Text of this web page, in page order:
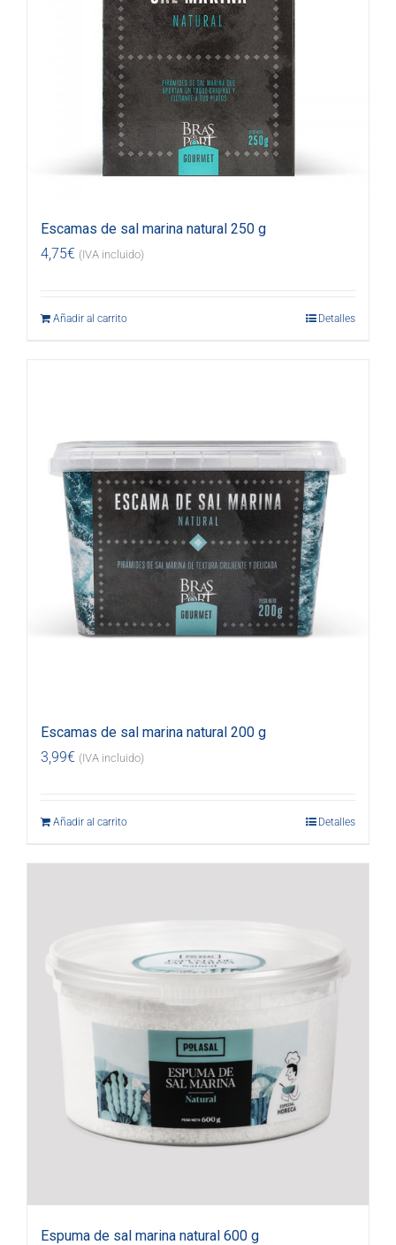
Escamas de sal marina natural 250 g
4,75€ (IVA incluido)
Añadir al carrito Detalles
Escamas de sal marina natural 200 g
3,99€ (IVA incluido)
Añadir al carrito Detalles
Espuma de sal marina natural 600 g